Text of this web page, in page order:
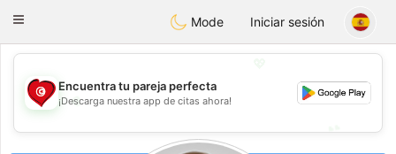
Tunisia Dating
Toggle
Mode Iniciar sesión
💖
💕
Encuentra tu pareja perfecta
¡Descarga nuestra app de citas ahora!